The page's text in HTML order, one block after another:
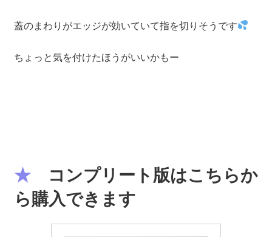
蓋のまわりがエッジが効いていて指を切りそうです
ちょっと気を付けたほうがいいかもー
★コンプリート版はこちらか
ら購入できます